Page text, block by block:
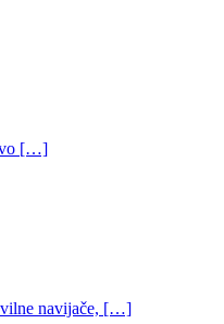
[…]
navijače, […]